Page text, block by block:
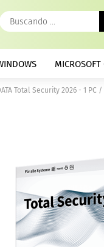
MICROSOFT
Total Security 2026 - 1 PC /